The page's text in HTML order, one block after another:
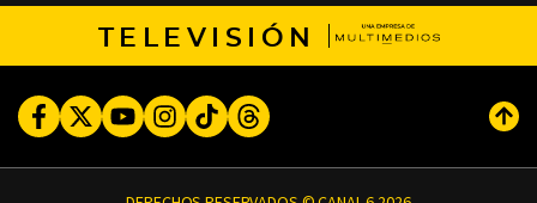
TELEVISIÓN
FacebookTwitterYoutubeInstagram
TikTokThreads